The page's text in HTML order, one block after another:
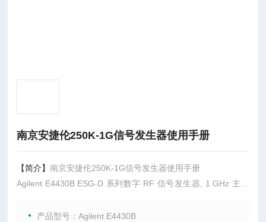
南京安捷伦250K-1G信号发生器使用手册
【简介】南京安捷伦250K-1G信号发生器使用手册
Agilent E4430B ESG-D 系列数字 RF 信号发生器, 1 GHz 主要
5 MHz 可选的双任意波形发生器 和/或实时 I/Q 基带发生器 40
产品型号：Agilent E4430B